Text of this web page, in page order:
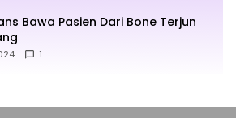
Bawa Pasien Dari Bone Terjun
1